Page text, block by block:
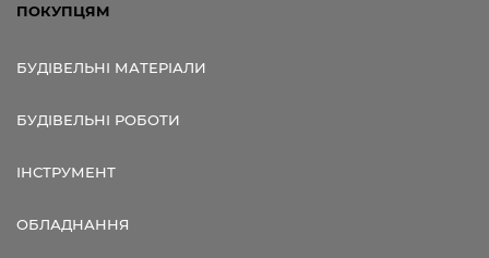
ПОКУПЦЯМ
БУДІВЕЛЬНІ МАТЕРІАЛИ
БУДІВЕЛЬНІ РОБОТИ
ІНСТРУМЕНТ
ОБЛАДНАННЯ